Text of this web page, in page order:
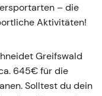
– die
Aktivitäten!
Greifswald
645€ für die
Solltest du dein